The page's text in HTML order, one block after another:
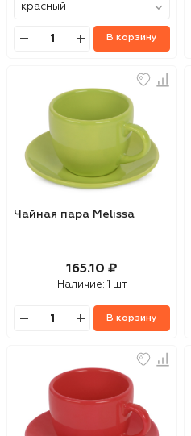
В корзину
Чайная пара Melissa
165.10 ₽
Наличие: 1 шт
В корзину